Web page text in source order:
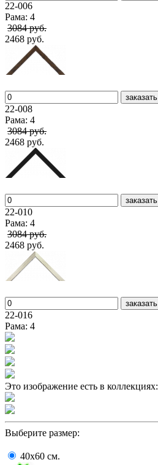
22-006
Рама: 4
3084 руб.
2468 руб.
заказать
22-008
Рама: 4
3084 руб.
2468 руб.
заказать
22-010
Рама: 4
3084 руб.
2468 руб.
заказать
22-016
Рама: 4
Это изображение есть в коллекциях:
Выберите размер:
40x60 cм.